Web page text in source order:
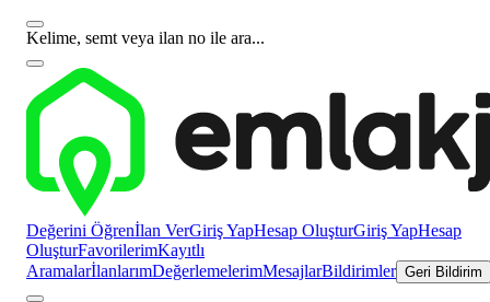
Kelime, semt veya ilan no ile ara...
Değerini Öğrenİlan VerGiriş YapHesap OluşturGiriş YapHesap
OluşturFavorilerimKayıtlı
AramalarİlanlarımDeğerlemelerimMesajlarBildirimler Geri Bildirim